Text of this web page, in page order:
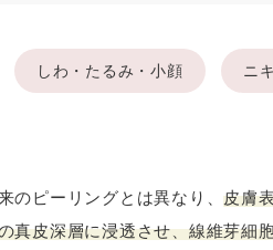
しわ・たるみ・小顔 ニ
のピーリングとは異なり、皮膚
真皮深層に浸透させ、線維芽細